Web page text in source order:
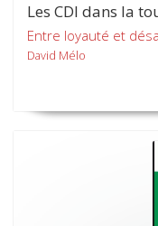
Les CDI dans la
Entre loyauté et
David Mélo